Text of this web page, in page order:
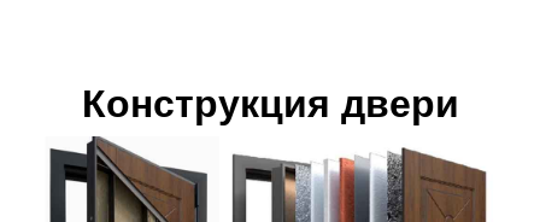
Конструкция двери